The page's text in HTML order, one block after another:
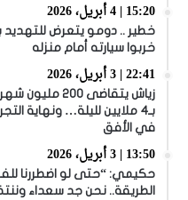
15:20 | 4 أبريل، 2026
خطير .. دومو يتعرض
خربوا سيارته أمام منزله
22:41 | 3 أبريل، 2026
زياش يتقاضى 200
بـ4 ملايين لليلة… ونهاية
في الأفق
13:50 | 3 أبريل، 2026
حكيمي: “حتى لو اضطررنا
الطريقة.. نحن جد سعداء